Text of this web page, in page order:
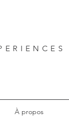
À propos